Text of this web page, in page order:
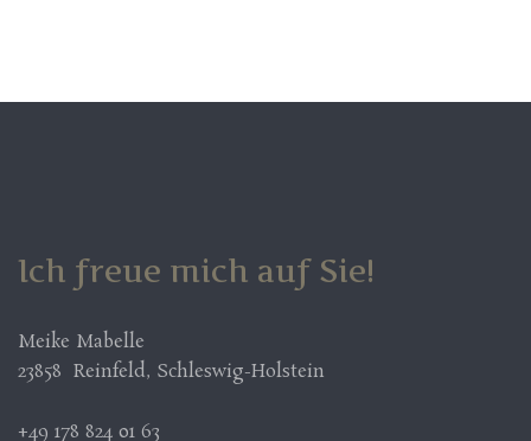
Ich freue mich auf Sie!
Meike Mabelle
23858 Reinfeld, Schleswig-Holstein
+49 178 824 01 63